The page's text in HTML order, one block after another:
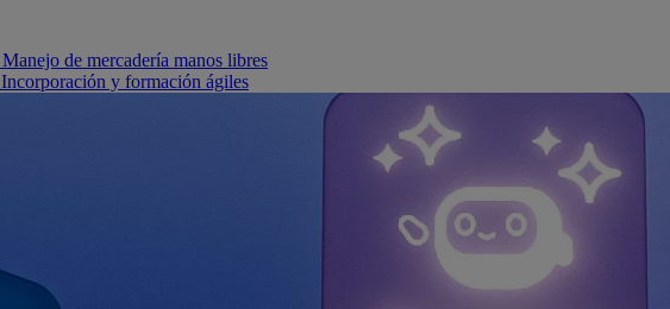
Manejo de mercadería manos libres
Incorporación y formación ágiles